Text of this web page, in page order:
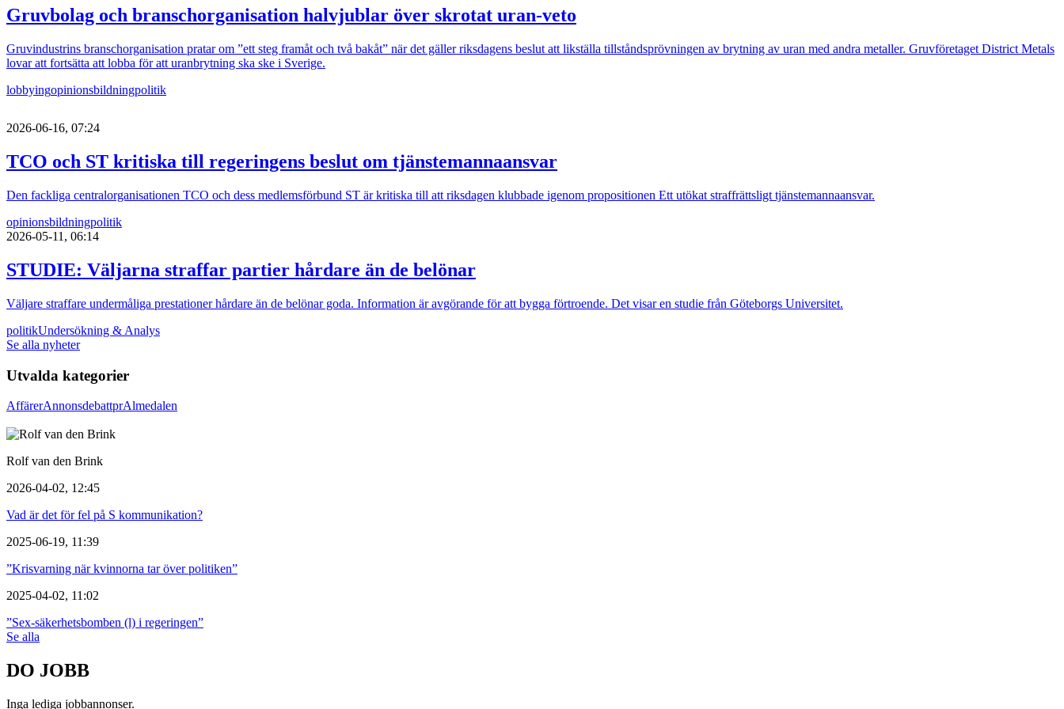
Gruvbolag och branschorganisation halvjublar över skrotat uran-veto
Gruvindustrins branschorganisation pratar om ”ett steg framåt och två bakåt” när det gäller riksdagens beslut att likställa tillståndsprövningen av brytning av uran med andra metaller. Gruvföretaget District Metals
lovar att fortsätta att lobba för att uranbrytning ska ske i Sverige.
lobbyingopinionsbildningpolitik
2026-06-16, 07:24
TCO och ST kritiska till regeringens beslut om tjänstemannaansvar
Den fackliga centralorganisationen TCO och dess medlemsförbund ST är kritiska till att riksdagen klubbade igenom propositionen Ett utökat straffrättsligt tjänstemannaansvar.
opinionsbildningpolitik
2026-05-11, 06:14
STUDIE: Väljarna straffar partier hårdare än de belönar
Väljare straffare undermåliga prestationer hårdare än de belönar goda. Information är avgörande för att bygga förtroende. Det visar en studie från Göteborgs Universitet.
politikUndersökning & Analys
Se alla nyheter
Utvalda kategorier
AffärerAnnonsdebattprAlmedalen
Rolf van den Brink
2026-04-02, 12:45
Vad är det för fel på S kommunikation?
2025-06-19, 11:39
”Krisvarning när kvinnorna tar över politiken”
2025-04-02, 11:02
”Sex-säkerhetsbomben (l) i regeringen”
Se alla
DO JOBB
Inga lediga jobbannonser.